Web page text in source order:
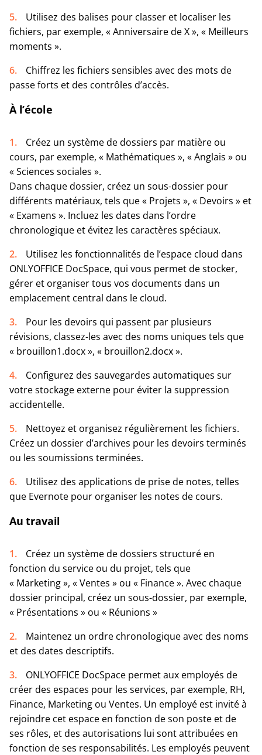
Utilisez des balises pour classer et localiser les
fichiers, par exemple, « Anniversaire de X », « Meilleurs
moments ».
Chiffrez les fichiers sensibles avec des mots de
passe forts et des contrôles d’accès.
À l’école
Créez un système de dossiers par matière ou
cours, par exemple, « Mathématiques », « Anglais » ou
« Sciences sociales ».
Dans chaque dossier, créez un sous-dossier pour
différents matériaux, tels que « Projets », « Devoirs » et
« Examens ». Incluez les dates dans l’ordre
chronologique et évitez les caractères spéciaux.
Utilisez les fonctionnalités de l’espace cloud dans
ONLYOFFICE DocSpace, qui vous permet de stocker,
gérer et organiser tous vos documents dans un
emplacement central dans le cloud.
Pour les devoirs qui passent par plusieurs
révisions, classez-les avec des noms uniques tels que
« brouillon1.docx », « brouillon2.docx ».
Configurez des sauvegardes automatiques sur
votre stockage externe pour éviter la suppression
accidentelle.
Nettoyez et organisez régulièrement les fichiers.
Créez un dossier d’archives pour les devoirs terminés
ou les soumissions terminées.
Utilisez des applications de prise de notes, telles
que Evernote pour organiser les notes de cours.
Au travail
Créez un système de dossiers structuré en
fonction du service ou du projet, tels que
« Marketing », « Ventes » ou « Finance ». Avec chaque
dossier principal, créez un sous-dossier, par exemple,
« Présentations » ou « Réunions »
Maintenez un ordre chronologique avec des noms
et des dates descriptifs.
ONLYOFFICE DocSpace permet aux employés de
créer des espaces pour les services, par exemple, RH,
Finance, Marketing ou Ventes. Un employé est invité à
rejoindre cet espace en fonction de son poste et de
ses rôles, et des autorisations lui sont attribuées en
fonction de ses responsabilités. Les employés peuvent